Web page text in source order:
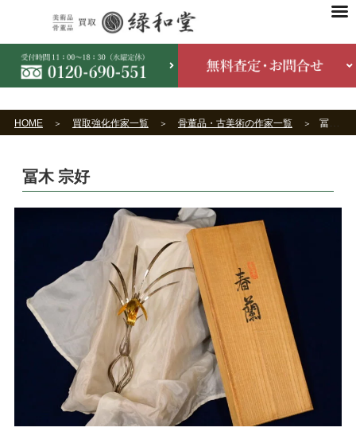
HOME 買取強化作家一覧 骨董品・古美術の作家一覧 冨木 宗好
冨木 宗好